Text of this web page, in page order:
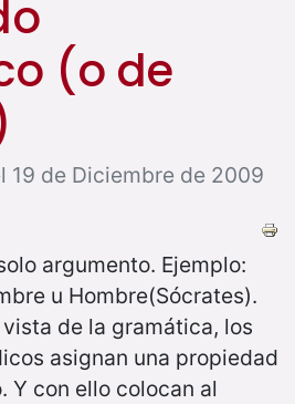
(o de
19 de Diciembre de 2009
argumento. Ejemplo:
u Hombre(Sócrates).
de la gramática, los
asignan una propiedad
Y con ello colocan al